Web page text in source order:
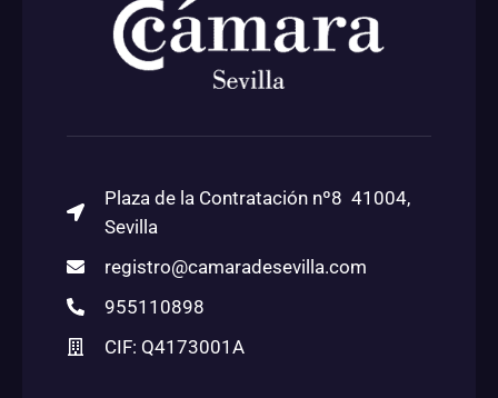
Plaza de la Contratación nº8 41004,
Sevilla
registro@camaradesevilla.com
955110898
CIF: Q4173001A